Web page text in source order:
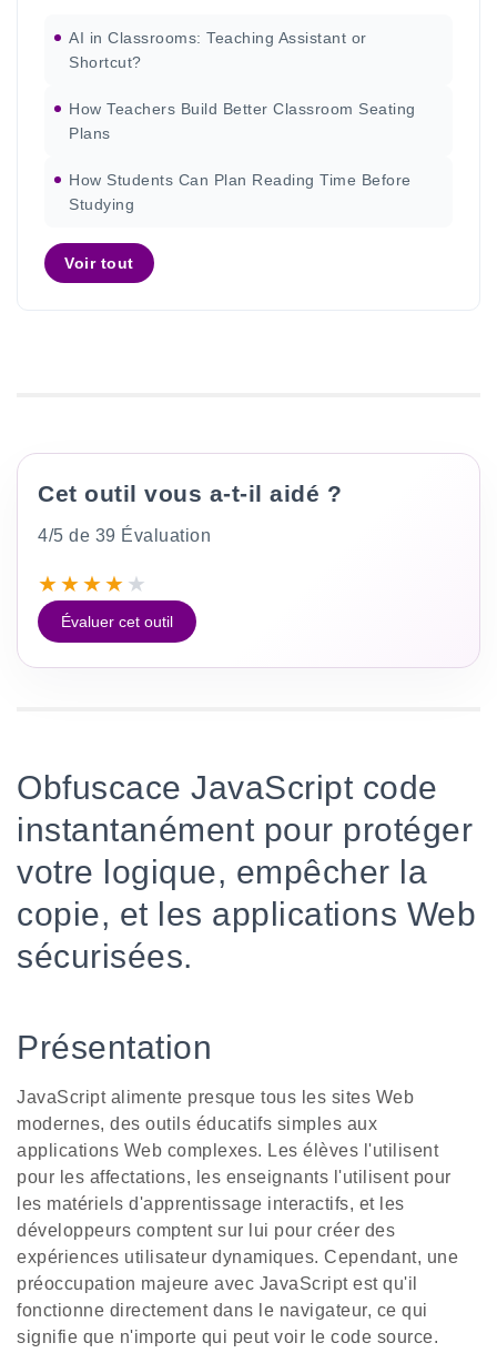
AI in Classrooms: Teaching Assistant or
Shortcut?
How Teachers Build Better Classroom Seating
Plans
How Students Can Plan Reading Time Before
Studying
Voir tout
Cet outil vous a-t-il aidé ?
4/5 de 39 Évaluation
★★★★ ★
Évaluer cet outil
Obfuscace JavaScript code
instantanément pour protéger
votre logique, empêcher la
copie, et les applications Web
sécurisées.
Présentation
JavaScript alimente presque tous les sites Web
modernes, des outils éducatifs simples aux
applications Web complexes. Les élèves l'utilisent
pour les affectations, les enseignants l'utilisent pour
les matériels d'apprentissage interactifs, et les
développeurs comptent sur lui pour créer des
expériences utilisateur dynamiques. Cependant, une
préoccupation majeure avec JavaScript est qu'il
fonctionne directement dans le navigateur, ce qui
signifie que n'importe qui peut voir le code source.